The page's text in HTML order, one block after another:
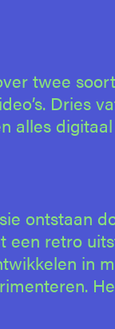
twee
Dries
alles
ontstaan
een retro
in